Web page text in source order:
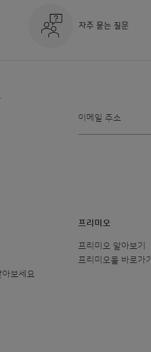
자주 묻는 질문
뉴스레터를
받아보겠습니다:
이메일 주소
보세요
프리미오
프리미오 알아보기
프리미오몰 바로가기